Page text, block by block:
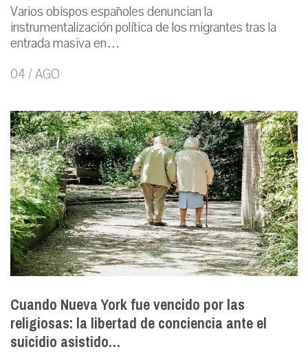
Varios obispos españoles denuncian la
instrumentalización política de los migrantes tras la
entrada masiva en…
04 / AGO
Cuando Nueva York fue vencido por las
religiosas: la libertad de conciencia ante el
suicidio asistido…